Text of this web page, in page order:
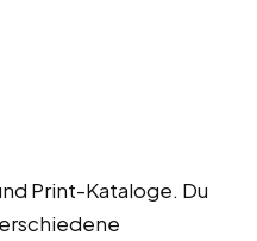
Print-Kataloge. Du